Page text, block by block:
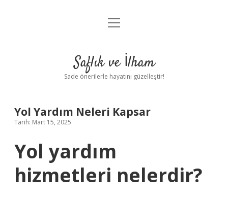
Anasayfa
Yasal Uyarı
menüyü
Saflık ve İlham
Sade önerilerle hayatını güzelleştir!
Yol Yardım Neleri Kapsar
Tarih: Mart 15, 2025
Yol yardım
hizmetleri nelerdir?